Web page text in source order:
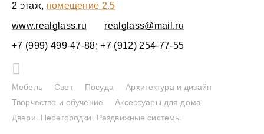
2 этаж, помещение 2.5
www.realglass.ru
realglass@mail.ru
+7 (999) 499-47-88; +7 (912) 254-77-55
Мебель Свет Посуда
Архитектура и дизайн
Творчество и обучение
Аксессуары для дома
Двери. Перегородки. Раздвижные системы